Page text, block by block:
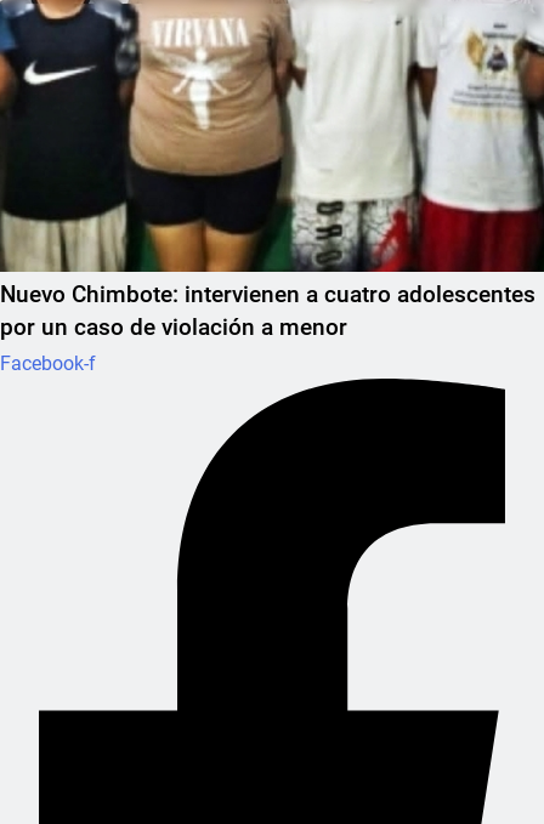
Nuevo Chimbote: intervienen a cuatro adolescentes
por un caso de violación a menor
Facebook-f